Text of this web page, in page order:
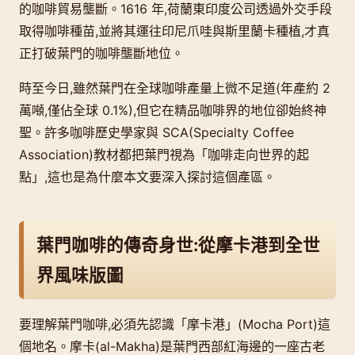
的咖啡貿易壟斷。1616 年,荷蘭東印度公司透過外交手段
取得咖啡種苗,並將其運往印尼爪哇與斯里蘭卡種植,才真
正打破葉門的咖啡壟斷地位。
時至今日,雖然葉門在全球咖啡產量上微不足道(年產約 2
萬噸,僅佔全球 0.1%),但它在精品咖啡界的地位卻始終神
聖。許多咖啡歷史學家與 SCA(Specialty Coffee
Association)教材都把葉門視為「咖啡走向世界的起
點」,這也是為什麼本文要深入探討這個產區。
葉門咖啡的傳奇身世:從摩卡港到全世
界風味版圖
要理解葉門咖啡,必須先認識「摩卡港」(Mocha Port)這
個地名。摩卡(al-Makha)是葉門西部紅海邊的一座古老